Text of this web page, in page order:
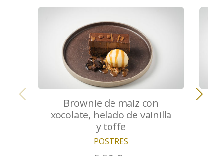
Brownie de maiz con
xocolate, helado de vainilla
y toffe
POSTRES